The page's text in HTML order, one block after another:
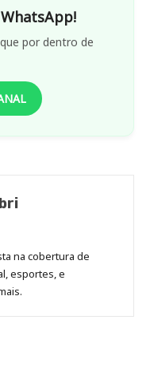
por dentro de
na cobertura de
esportes, e